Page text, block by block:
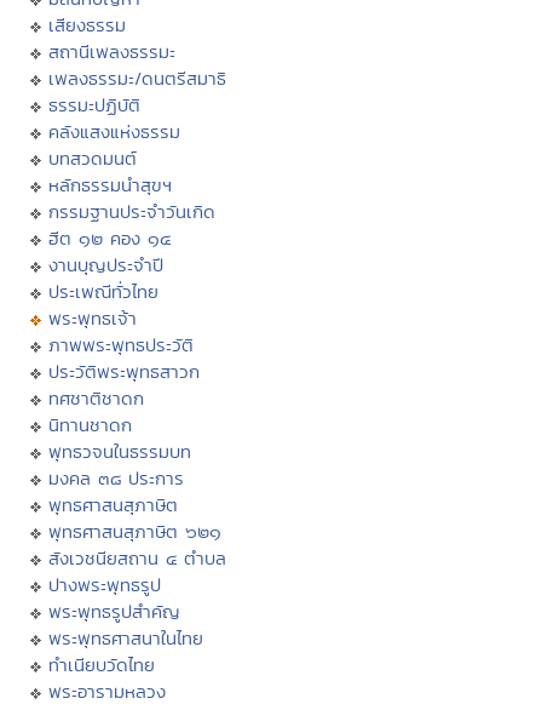
เสียงธรรม
สถานีเพลงธรรมะ
เพลงธรรมะ/ดนตรีสมาธิ
ธรรมะปฏิบัติ
คลังแสงแห่งธรรม
บทสวดมนต์
หลักธรรมนำสุขฯ
กรรมฐานประจำวันเกิด
ฮีต ๑๒ คอง ๑๔
งานบุญประจำปี
ประเพณีทั่วไทย
พระพุทธเจ้า
ภาพพระพุทธประวัติ
ประวัติพระพุทธสาวก
ทศชาติชาดก
นิทานชาดก
พุทธวจนในธรรมบท
มงคล ๓๘ ประการ
พุทธศาสนสุภาษิต
พุทธศาสนสุภาษิต ๖๒๑
สังเวชนียสถาน ๔ ตำบล
ปางพระพุทธรูป
พระพุทธรูปสำคัญ
พระพุทธศาสนาในไทย
ทำเนียบวัดไทย
พระอารามหลวง